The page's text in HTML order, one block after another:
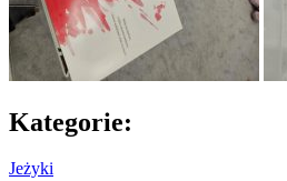
Kategorie:
Jeżyki